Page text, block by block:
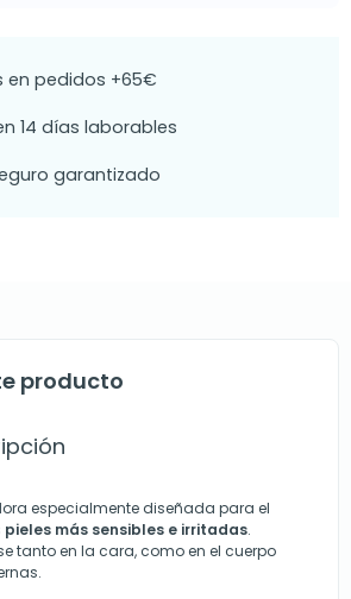
en pedidos +65€
14 días laborables
garantizado
producto
especialmente diseñada para el
pieles más sensibles e irritadas.
tanto en la cara, como en el cuerpo